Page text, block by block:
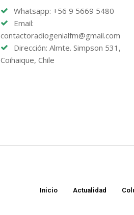
Whatsapp: +56 9 5669 5480
Email:
contactoradiogenialfm@gmail.com
Dirección: Almte. Simpson 531,
Coihaique, Chile
Inicio Actualidad